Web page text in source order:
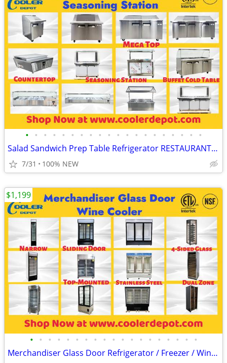
• • • • • • • • • • • • • • • • • • • •
Salad Sandwich Prep Table Refrigerator RESTAURANT EQUIPMENT
7/31 100% NEW
• • • • • • • • • • • • • • • • • • •
Merchandiser Glass Door Refrigerator / Freezer / Wine Cooler
$1,199